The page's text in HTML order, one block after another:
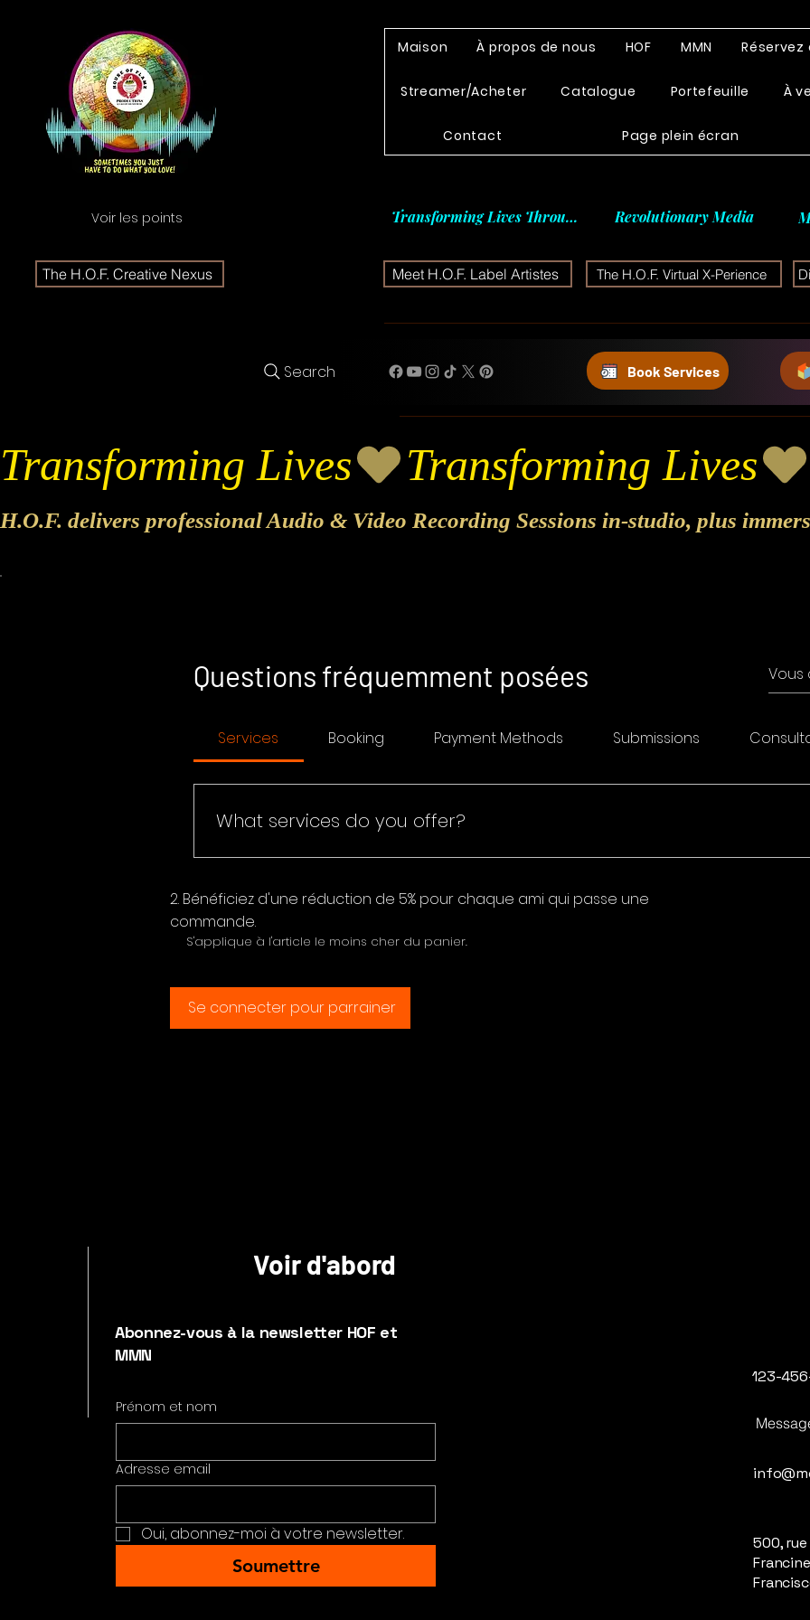
Voir les points
The H.O.F. Creative Nexus
Maison À propos de nous HOF MMN Réservez
Streamer/Acheter Catalogue Portefeuille À
Contact Page plein écran
Transforming Lives Through Revolutionary Media
Meet H.O.F. Label Artistes The H.O.F. Virtual X-Perience
Search Book Services
Transforming Lives
H.O.F. delivers professional Audio & Video Recording Sessions in-studio, plus
Bénéficiez d'une réduction de 5% pour chaque ami que vous
S'applique à l'article le moins cher du panier.
Bénéficiez d'une réduction de 5% pour chaque ami qui passe une
commande.
S'applique à l'article le moins cher du panier.
Se connecter pour parrainer
Questions fréquemment posées
Services Booking Payment Methods Submissions
What services do you offer?
media promotion.
Abonnez-vous à la newsletter HOF et
MMN
Prénom et nom
Adresse email
Oui, abonnez-moi à votre newsletter.
Soumettre
123-
500,
Voir d'abord